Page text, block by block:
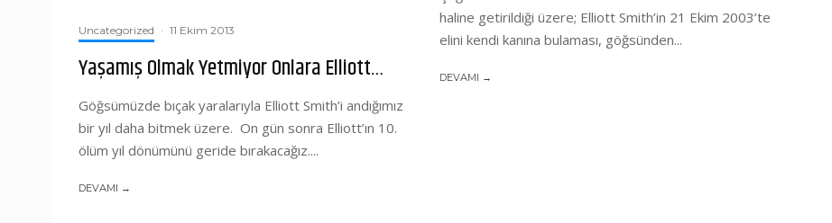
Uncategorized · 11 Ekim 2013
Yaşamış Olmak Yetmiyor Onlara Elliott…
Göğsümüzde bıçak yaralarıyla Elliott Smith’i andığımız
bir yıl daha bitmek üzere. On gün sonra Elliott’ın 10.
ölüm yıl dönümünü geride bırakacağız....
DEVAMI →
haline getirildiği üzere; Elliott Smith’in 21 Ekim 2003’te
elini kendi kanına bulaması, göğsünden...
DEVAMI →